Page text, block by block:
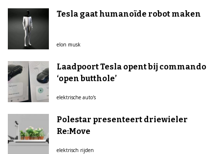
Tesla gaat humanoïde robot maken
elon musk
Laadpoort Tesla opent bij commando
‘open butthole’
elektrische auto's
Polestar presenteert driewieler
Re:Move
elektrisch rijden